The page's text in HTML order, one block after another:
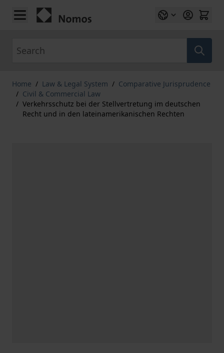
Skip to Content
Home / Law & Legal System / Comparative Jurisprudence
/ Civil & Commercial Law
/ Verkehrsschutz bei der Stellvertretung im deutschen
Recht und in den lateinamerikanischen Rechten